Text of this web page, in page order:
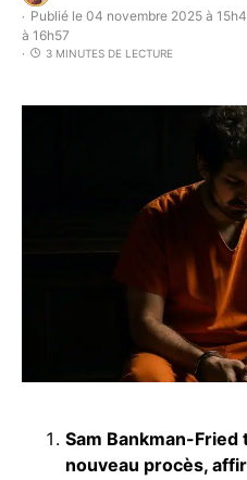
Publié le 04 novembre 2025 à
à 16h57
3 MINUTES DE LECTURE
Sam Bankman-Fried
nouveau procès,